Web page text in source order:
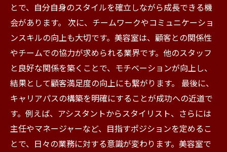
とで、自分自身のスタイルを確立しながら成長できる機
会があります。 次に、チームワークやコミュニケーショ
ンスキルの向上も大切です。美容室は、顧客との関係性
やチームでの協力が求められる業界です。他のスタッフ
と良好な関係を築くことで、モチベーションが向上し、
結果として顧客満足度の向上にも繋がります。 最後に、
キャリアパスの構築を明確にすることが成功への近道で
す。例えば、アシスタントからスタイリスト、さらには
主任やマネージャーなど、目指すポジションを定めるこ
とで、日々の業務に対する意識が変わります。美容室で